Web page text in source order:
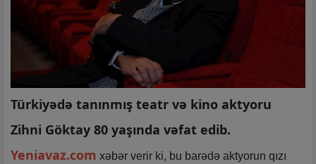
Türkiyədə tanınmış teatr və kino aktyoru
Zihni Göktay 80 yaşında vəfat edib.
Yeniavaz.com xəbər verir ki, bu barədə aktyorun qızı